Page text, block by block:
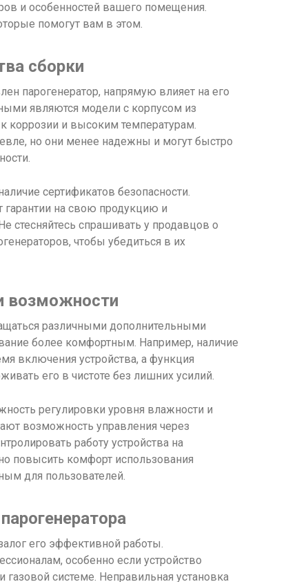
и особенностей вашего помещения.
помогут вам в этом.
сборки
парогенератор, напрямую влияет на его
являются модели с корпусом из
коррозии и высоким температурам.
но они менее надежны и могут быстро
сертификатов безопасности.
на свою продукцию и
стесняйтесь спрашивать у продавцов о
чтобы убедиться в их
возможности
различными дополнительными
более комфортным. Например, наличие
включения устройства, а функция
его в чистоте без лишних усилий.
регулировки уровня влажности и
возможность управления через
работу устройства на
повысить комфорт использования
для пользователей.
его эффективной работы.
особенно если устройство
системе. Неправильная установка